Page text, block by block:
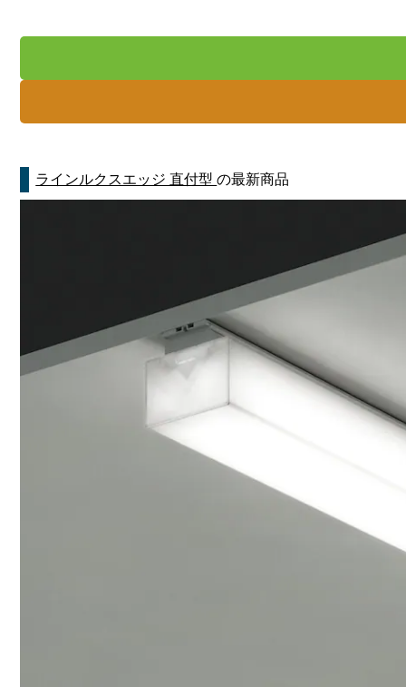
ラインルクスエッジ 直付型の最新商品